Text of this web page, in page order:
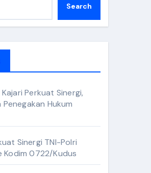
Search
Perkuat Sinergi,
Hukum
Sinergi TNI-Polri
Kodim 0722/Kudus